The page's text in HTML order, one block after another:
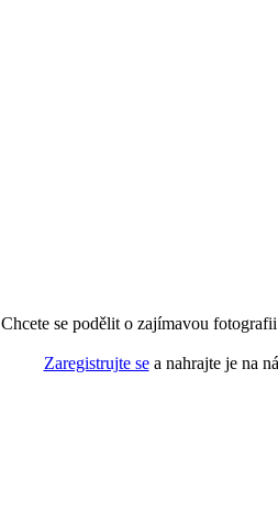
Chcete se podělit o zajímavou
Zaregistrujte sea nahrajte je na